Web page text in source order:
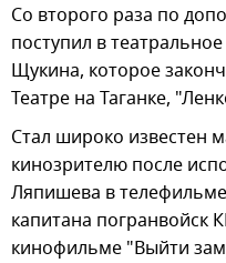
Со второго раза по
поступил в
Щукина, которое
Театре на Таганке,
Стал широко известен
кинозрителю после
Ляпишева в
капитана погранвойск
кинофильме "Выйти